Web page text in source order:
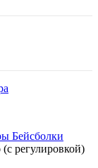
Бейсболки
регулировкой)